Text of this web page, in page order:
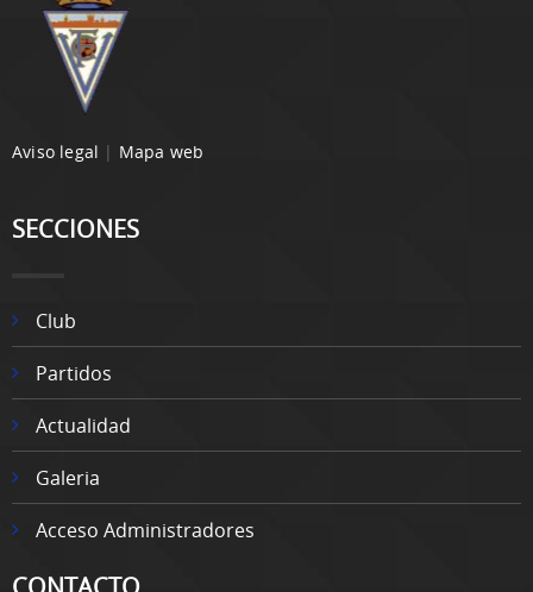
Aviso legal | Mapa web
SECCIONES
Club
Partidos
Actualidad
Galeria
Acceso Administradores